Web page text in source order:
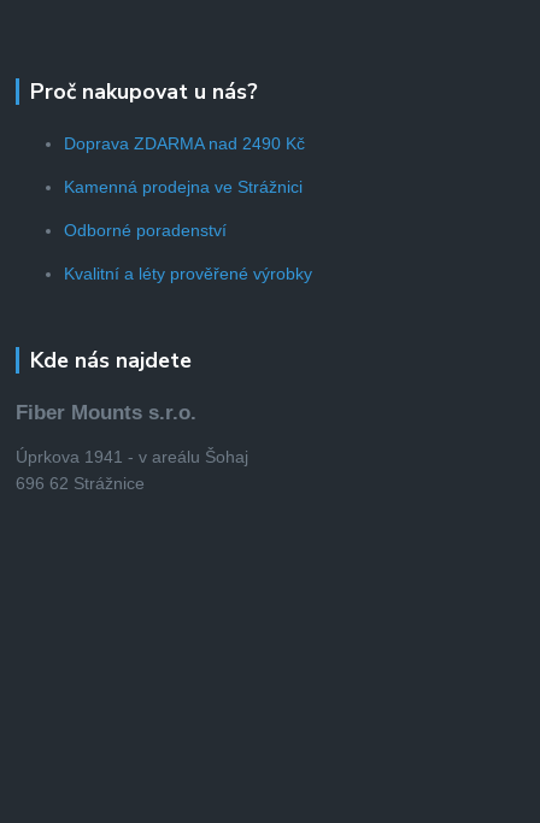
Proč nakupovat u nás?
Doprava ZDARMA nad 2490 Kč
Kamenná prodejna ve Strážnici
Odborné poradenství
Kvalitní a léty prověřené výrobky
Kde nás najdete
Fiber Mounts s.r.o.
Úprkova 1941 - v areálu Šohaj
696 62 Strážnice